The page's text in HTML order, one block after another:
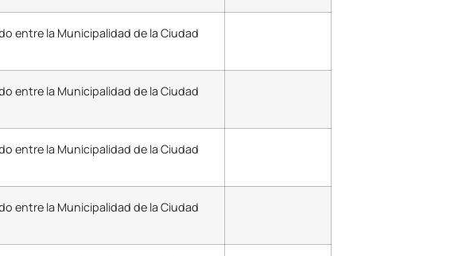
entre la Municipalidad de la Ciudad
entre la Municipalidad de la Ciudad
entre la Municipalidad de la Ciudad
entre la Municipalidad de la Ciudad